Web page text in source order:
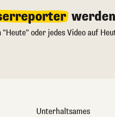
"Heute" oder jedes Video auf
Unterhaltsames